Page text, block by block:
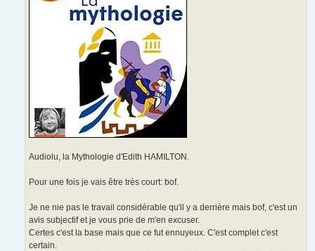
Audiolu, la Mythologie d'Edith HAMILTON.
Pour une fois je vais être très court: bof.
Je ne nie pas le travail considérable qu'il y a derrière mais bof, c'est un
avis subjectif et je vous prie de m'en excuser.
Certes c'est la base mais que ce fut ennuyeux. C'est complet c'est
certain.